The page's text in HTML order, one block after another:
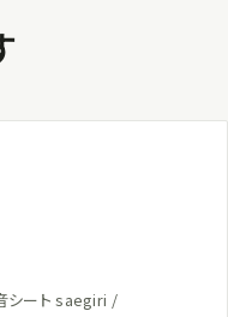
シート saegiri /